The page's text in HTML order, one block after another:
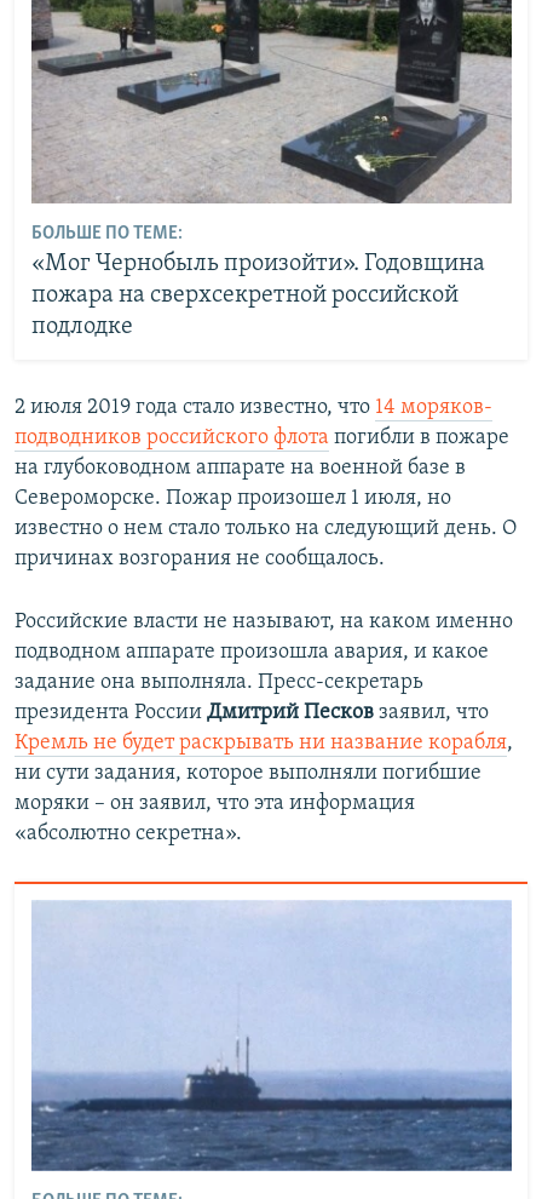
БОЛЬШЕ ПО ТЕМЕ:
«Мог Чернобыль произойти». Годовщина
пожара на сверхсекретной российской
подлодке
2 июля 2019 года стало известно, что 14 моряков-
подводников российского флота погибли в пожаре
на глубоководном аппарате на военной базе в
Североморске. Пожар произошел 1 июля, но
известно о нем стало только на следующий день. О
причинах возгорания не сообщалось. ​
Российские власти не называют, на каком именно
подводном аппарате произошла авария, и какое
задание она выполняла. Пресс-секретарь
президента России Дмитрий Песков заявил, что
Кремль не будет раскрывать ни название корабля,
ни сути задания, которое выполняли погибшие
моряки – он заявил, что эта информация
«абсолютно секретна».